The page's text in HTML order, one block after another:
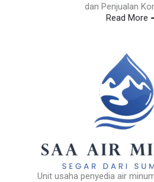
dan Penjualan
Read More
Unit usaha penyedia air